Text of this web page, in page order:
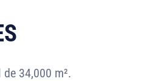
34,000 m².